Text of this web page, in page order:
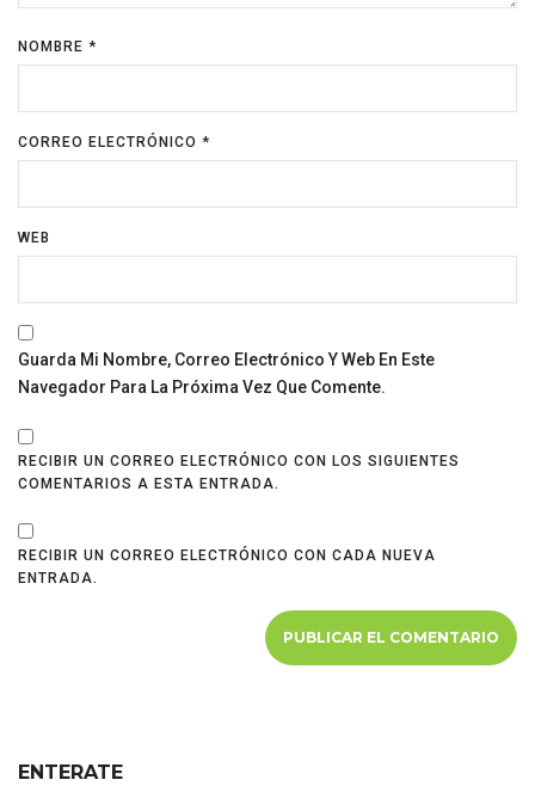
NOMBRE *
CORREO ELECTRÓNICO *
WEB
Guarda Mi Nombre, Correo Electrónico Y Web En Este
Navegador Para La Próxima Vez Que Comente.
RECIBIR UN CORREO ELECTRÓNICO CON LOS SIGUIENTES
COMENTARIOS A ESTA ENTRADA.
RECIBIR UN CORREO ELECTRÓNICO CON CADA NUEVA
ENTRADA.
ENTERATE